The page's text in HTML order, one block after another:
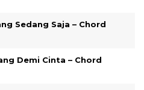
Sedang Saja – Chord
Demi Cinta – Chord